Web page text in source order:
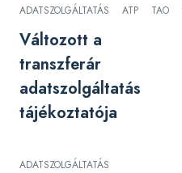
ADATSZOLGÁLTATÁS ATP TAO
Változott a
transzferár
adatszolgáltatás
tájékoztatója
ADATSZOLGÁLTATÁS